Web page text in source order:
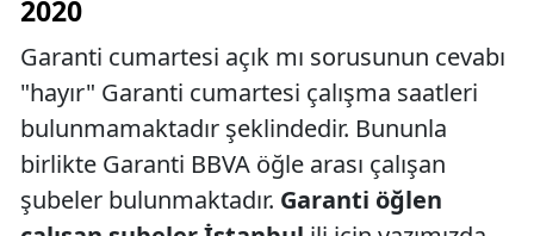
2020
Garanti cumartesi açık mı sorusunun cevabı
"hayır" Garanti cumartesi çalışma saatleri
bulunmamaktadır şeklindedir. Bununla
birlikte Garanti BBVA öğle arası çalışan
şubeler bulunmaktadır. Garanti öğlen